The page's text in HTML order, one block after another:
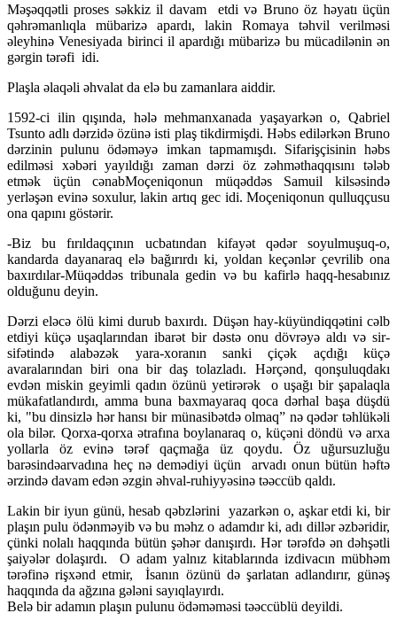
Məşəqqətli proses səkkiz il davam etdi və Bruno öz həyatı üçün
qəhrəmanlıqla mübarizə apardı, lakin Romaya təhvil verilməsi
əleyhinə Venesiyada birinci il apardığı mübarizə bu mücadilənin ən
gərgin tərəfi idi.
Plaşla əlaqəli əhvalat da elə bu zamanlara aiddir.
1592-ci ilin qışında, hələ mehmanxanada yaşayarkən o, Qabriel
Tsunto adlı dərzidə özünə isti plaş tikdirmişdi. Həbs edilərkən Bruno
dərzinin pulunu ödəməyə imkan tapmamışdı. Sifarişçisinin həbs
edilməsi xəbəri yayıldığı zaman dərzi öz zəhməthaqqısını tələb
etmək üçün cənabMoçeniqonun müqəddəs Samuil kilsəsində
yerləşən evinə soxulur, lakin artıq gec idi. Moçeniqonun qulluqçusu
ona qapını göstərir.
-Biz bu fırıldaqçının ucbatından kifayət qədər soyulmuşuq-o,
kandarda dayanaraq elə bağırırdı ki, yoldan keçənlər çevrilib ona
baxırdılar-Müqəddəs tribunala gedin və bu kafirlə haqq-hesabınız
olduğunu deyin.
Dərzi eləcə ölü kimi durub baxırdı. Düşən hay-küyündiqqətini cəlb
etdiyi küçə uşaqlarından ibarət bir dəstə onu dövrəyə aldı və sir-
sifətində alabəzək yara-xoranın sanki çiçək açdığı küçə
avaralarından biri ona bir daş tolazladı. Hərçənd, qonşuluqdakı
evdən miskin geyimli qadın özünü yetirərək o uşağı bir şapalaqla
mükafatlandırdı, amma buna baxmayaraq qoca dərhal başa düşdü
ki, "bu dinsizlə hər hansı bir münasibətdə olmaq” nə qədər təhlükəli
ola bilər. Qorxa-qorxa ətrafına boylanaraq o, küçəni döndü və arxa
yollarla öz evinə tərəf qaçmağa üz qoydu. Öz uğursuzluğu
barəsindəarvadına heç nə demədiyi üçün arvadı onun bütün həftə
ərzində davam edən əzgin əhval-ruhiyyəsinə təəccüb qaldı.
Lakin bir iyun günü, hesab qəbzlərini yazarkən o, aşkar etdi ki, bir
plaşın pulu ödənməyib və bu məhz o adamdır ki, adı dillər əzbəridir,
çünki nolalı haqqında bütün şəhər danışırdı. Hər tərəfdə ən dəhşətli
şaiyələr dolaşırdı. O adam yalnız kitablarında izdivacın mübhəm
tərəfinə rişxənd etmir, İsanın özünü də şarlatan adlandırır, günəş
haqqında da ağzına gələni sayıqlayırdı.
Belə bir adamın plaşın pulunu ödəməməsi təəccüblü deyildi.